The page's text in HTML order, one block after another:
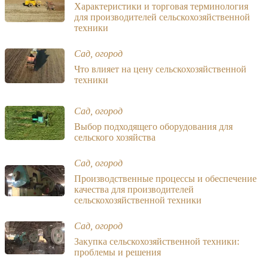
Характеристики и торговая терминология
для производителей сельскохозяйственной
техники
Сад, огород
Что влияет на цену сельскохозяйственной
техники
Сад, огород
Выбор подходящего оборудования для
сельского хозяйства
Сад, огород
Производственные процессы и обеспечение
качества для производителей
сельскохозяйственной техники
Сад, огород
Закупка сельскохозяйственной техники:
проблемы и решения